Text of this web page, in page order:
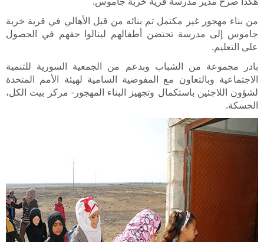
من بناء مهجور غير مكتمل تم بنائه من قبل الأهالي في قرية خربة
جاموس إلى مدرسة تحتضن أطفالهم لينالوا حقهم في الحصول
على التعليم.
بادر مجموعة من الشباب وبدعم من الجمعية السورية للتنمية
الاجتماعية وبالتعاون مع المفوضية السامية لهيئة الأمم المتحدة
لشؤون اللاجئين باستكمال وتجهيز البناء المهجور- مركز بيت الكل،
الحسكة.